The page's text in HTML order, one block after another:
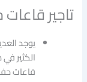
تاجير
يوجد
الكثير
قاعات